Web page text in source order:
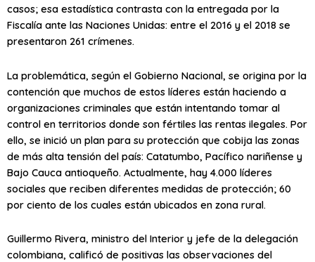
casos; esa estadística contrasta con la entregada por la
Fiscalía ante las Naciones Unidas: entre el 2016 y el 2018 se
presentaron 261 crímenes.
La problemática, según el Gobierno Nacional, se origina por la
contención que muchos de estos líderes están haciendo a
organizaciones criminales que están intentando tomar al
control en territorios donde son fértiles las rentas ilegales. Por
ello, se inició un plan para su protección que cobija las zonas
de más alta tensión del país: Catatumbo, Pacífico nariñense y
Bajo Cauca antioqueño. Actualmente, hay 4.000 líderes
sociales que reciben diferentes medidas de protección; 60
por ciento de los cuales están ubicados en zona rural.
Guillermo Rivera, ministro del Interior y jefe de la delegación
colombiana, calificó de positivas las observaciones del